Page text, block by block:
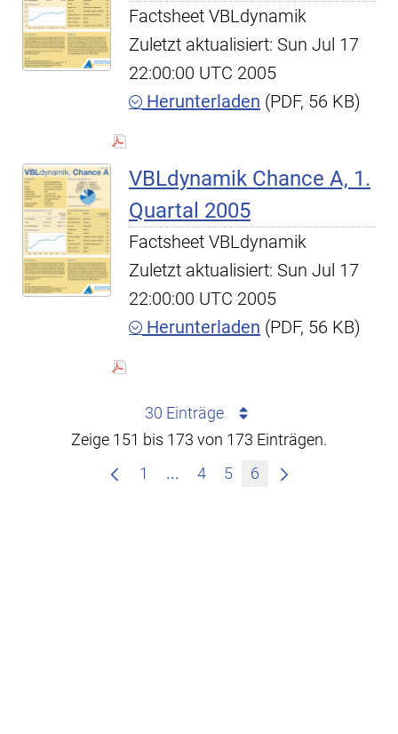
Factsheet VBLdynamik
Zuletzt aktualisiert: Sun Jul 17
22:00:00 UTC 2005
Herunterladen (PDF, 56 KB)
VBLdynamik Chance A, 1.
Quartal 2005
Factsheet VBLdynamik
Zuletzt aktualisiert: Sun Jul 17
22:00:00 UTC 2005
Herunterladen (PDF, 56 KB)
30 Einträge
Zeige 151 bis 173 von 173 Einträgen.
1
... Zwischenseiten Navigieren
4 5 6